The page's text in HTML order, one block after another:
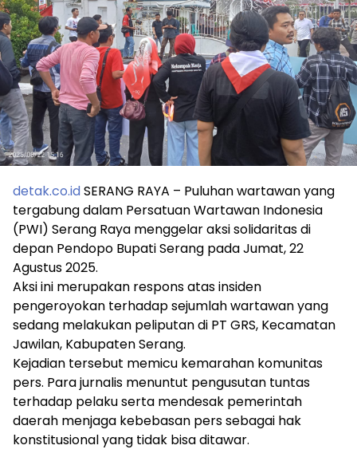
detak.co.idSERANG RAYA – Puluhan wartawan yang
tergabung dalam Persatuan Wartawan Indonesia
(PWI) Serang Raya menggelar aksi solidaritas di
depan Pendopo Bupati Serang pada Jumat, 22
Agustus 2025.
Aksi ini merupakan respons atas insiden
pengeroyokan terhadap sejumlah wartawan yang
sedang melakukan peliputan di PT GRS, Kecamatan
Jawilan, Kabupaten Serang.
Kejadian tersebut memicu kemarahan komunitas
pers. Para jurnalis menuntut pengusutan tuntas
terhadap pelaku serta mendesak pemerintah
daerah menjaga kebebasan pers sebagai hak
konstitusional yang tidak bisa ditawar.